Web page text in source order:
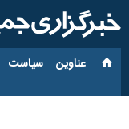
عناوین‌ سیاست